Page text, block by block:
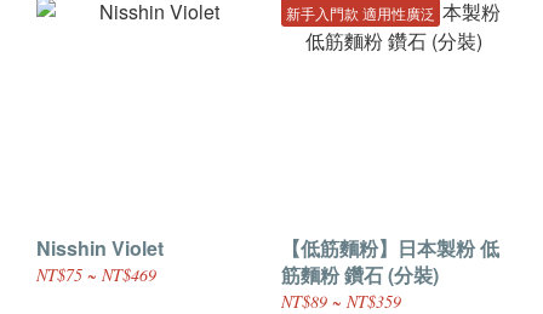
Nisshin Violet
NT$75 ~ NT$469
新手入門款 適用性廣泛
【低筋麵粉】日本製粉 低
筋麵粉 鑽石 (分裝)
NT$89 ~ NT$359